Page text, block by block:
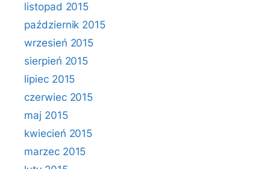
listopad 2015
październik 2015
wrzesień 2015
sierpień 2015
lipiec 2015
czerwiec 2015
maj 2015
kwiecień 2015
marzec 2015